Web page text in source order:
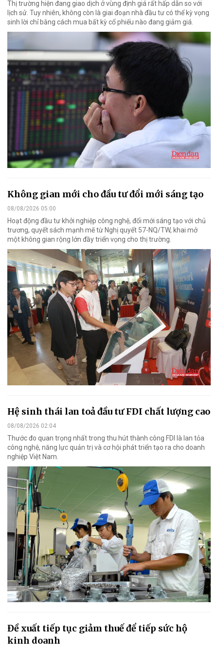
Thị trường hiện đang giao dịch ở vùng định giá rất hấp dẫn so với
lịch sử. Tuy nhiên, không còn là giai đoạn nhà đầu tư có thể kỳ vọng
sinh lời chỉ bằng cách mua bất kỳ cổ phiếu nào đang giảm giá.
Không gian mới cho đầu tư đổi mới sáng tạo
08/08/2026 05:00
Hoạt động đầu tư khởi nghiệp công nghệ, đổi mới sáng tạo với chủ
trương, quyết sách mạnh mẽ từ Nghị quyết 57-NQ/TW, khai mở
một không gian rộng lớn đầy triển vọng cho thị trường.
Hệ sinh thái lan toả đầu tư FDI chất lượng cao
08/08/2026 02:04
Thước đo quan trọng nhất trong thu hút thành công FDI là lan tỏa
công nghệ, năng lực quản trị và cơ hội phát triển tạo ra cho doanh
nghiệp Việt Nam.
Đề xuất tiếp tục giảm thuế để tiếp sức hộ
kinh doanh